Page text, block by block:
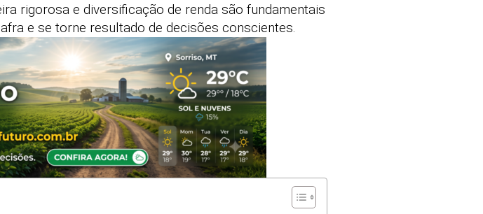
rigorosa e diversificação de renda são fundamentais
e se torne resultado de decisões conscientes.